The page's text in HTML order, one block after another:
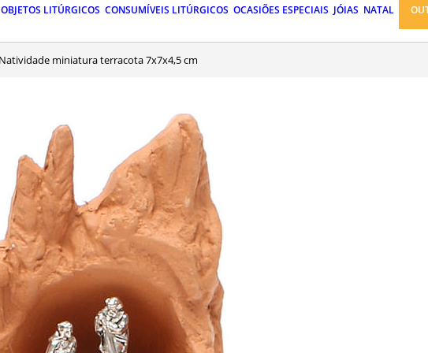
OBJETOS LITÚRGICOS CONSUMÍVEIS LITÚRGICOS OCASIÕES ESPECIAIS JÓIAS NATAL
Natividade miniatura terracota 7x7x4,5 cm